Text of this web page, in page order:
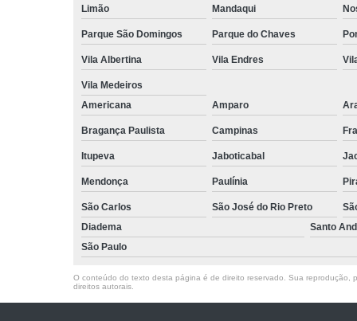
Limão Mandaqui
Parque São Domingos Parque do Chaves
Vila Albertina Vila Endres
Vila Medeiros
Americana
Amparo
Bragança Paulista Campinas
Itupeva Jaboticabal
Mendonça Paulínia
São Carlos São José do Rio Preto
Diadema
Santo
São Paulo
O conteúdo do texto desta página é de direito reservado. Sua reprodução,
direitos autorais